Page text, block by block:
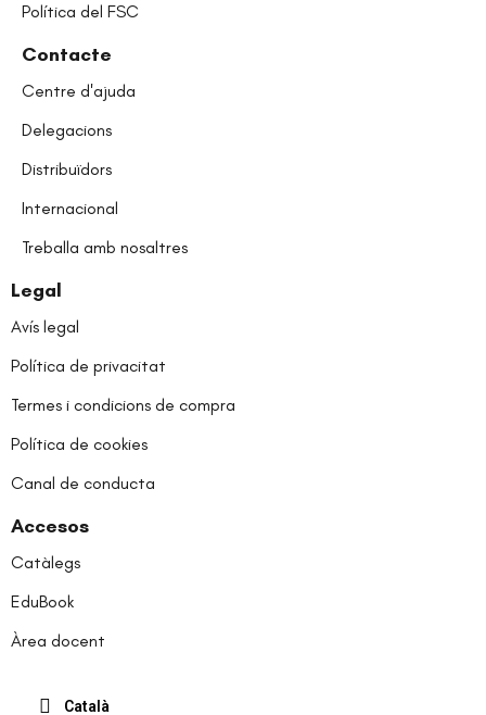
Política del FSC
Contacte
Centre d'ajuda
Delegacions
Distribuïdors
Internacional
Treballa amb nosaltres
Legal
Avís legal
Política de privacitat
Termes i condicions de compra
Política de cookies
Canal de conducta
Accesos
Catàlegs
EduBook
Àrea docent
Català